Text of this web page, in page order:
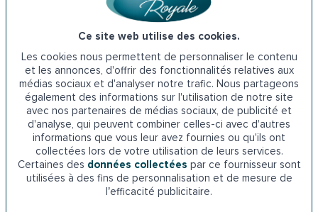
Ce site web utilise des cookies.
Les cookies nous permettent de personnaliser le contenu
et les annonces, d'offrir des fonctionnalités relatives aux
médias sociaux et d'analyser notre trafic. Nous partageons
également des informations sur l'utilisation de notre site
avec nos partenaires de médias sociaux, de publicité et
d'analyse, qui peuvent combiner celles-ci avec d'autres
informations que vous leur avez fournies ou qu'ils ont
collectées lors de votre utilisation de leurs services.
Certaines des données collectées par ce fournisseur sont
utilisées à des fins de personnalisation et de mesure de
l’efficacité publicitaire.
L’Anah à Lons-le-Saunier
bénéficier d’une aide correspondant à 50% du coût des
travaux qu’ils souhaitent engager. Il s’agit de l’action
nommée « Habiter facile » dont l’objectif est de faciliter le
quotidien des seniors et de favoriser leur maintien à
domicile. Parmi les travaux éligibles à ce type d’aide, il y a
l’installation d’une baignoire à porte. Pour cela, le
demandeur doit être propriétaire occupant du logement et
avoir des revenus modestes. Le logement doit être
construit depuis au moins 15 ans.